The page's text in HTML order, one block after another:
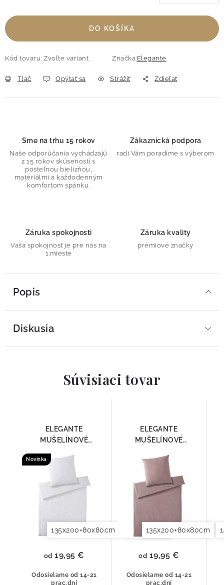
DO KOŠÍKA
Kód tovaru: Zvoľte variant Značka:Elegante
Tlač Opýtať sa Strážiť Zdieľať
Sme na trhu 15 rokov
Naše odporúčania vychádzajú
z 15 rokov skúseností s
posteľnou bielizňou,
materiálmi a každodenným
komfortom spánku.
Zákaznícká podpora
radi Vám poradíme s výberom
Záruka spokojnosti
Vaša spokojnosť je pre nás na
1.mieste
Záruka kvality
prémiové značky
Popis
Diskusia
Súvisiaci tovar
ELEGANTE
MUŠELÍNOVÉ
7095-00
Novinka
135x200+80x80cm 140x200+70x90cm
Odosielame od 14-21
prac.dní
od 19,95 €
ELEGANTE
MUŠELÍNOVÉ
7095-01
135x200+80x80cm
Odosielame od 14-21
prac.dní
od 19,95 €